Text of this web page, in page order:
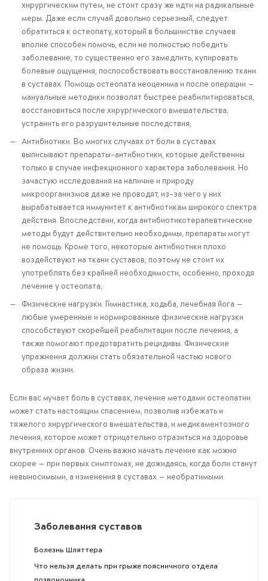
хирургическим путем, не стоит сразу же идти на радикальные
меры. Даже если случай довольно серьезный, следует
обратиться к остеопату, который в большинстве случаев
вполне способен помочь, если не полностью победить
заболевание, то существенно его замедлить, купировать
болевые ощущения, поспособствовать восстановлению ткани
в суставах. Помощь остеопата неоценима и после операции —
мануальные методики позволят быстрее реабилитироваться,
восстановиться после хирургического вмешательства,
устранить его разрушительные последствия;
Антибиотики. Во многих случаях от боли в суставах
выписывают препараты-антибиотики, которые действенны
только в случае инфекционного характера заболевания. Но
зачастую исследования на наличие и природу
микроорганизмов даже не проводят, из-за чего у них
вырабатывается иммунитет к антибиотикам широкого спектра
действия. Впоследствии, когда антибиотикотерапевтические
методы будут действительно необходимы, препараты могут
не помощь. Кроме того, некоторые антибиотики плохо
воздействуют на ткани суставов, поэтому не стоит их
употреблять без крайней необходимости, особенно, проходя
лечение у остеопата;
Физические нагрузки. Гимнастика, ходьба, лечебная йога —
любые умеренные и нормированные физические нагрузки
способствуют скорейшей реабилитации после лечения, а
также помогают предотвратить рецидивы. Физические
упражнения должны стать обязательной частью нового
образа жизни.
Если вас мучает боль в суставах, лечение методами остеопатии
может стать настоящим спасением, позволив избежать и
тяжелого хирургического вмешательства, и медикаментозного
лечения, которое может отрицательно отразиться на здоровье
внутренних органов. Очень важно начать лечение как можно
скорее — при первых симптомах, не дожидаясь, когда боли станут
невыносимыми, а изменения в суставах — необратимыми.
Заболевания суставов
Болезнь Шляттера
Что нельзя делать при грыже поясничного отдела